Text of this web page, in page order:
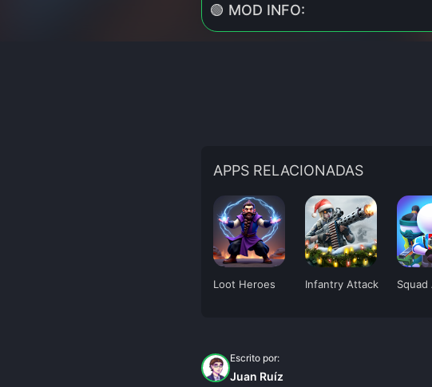
🟢 MOD INFO:
APPS RELACIONADAS
Loot Heroes Infantry Attack Squad
Escrito por:
Juan Ruíz